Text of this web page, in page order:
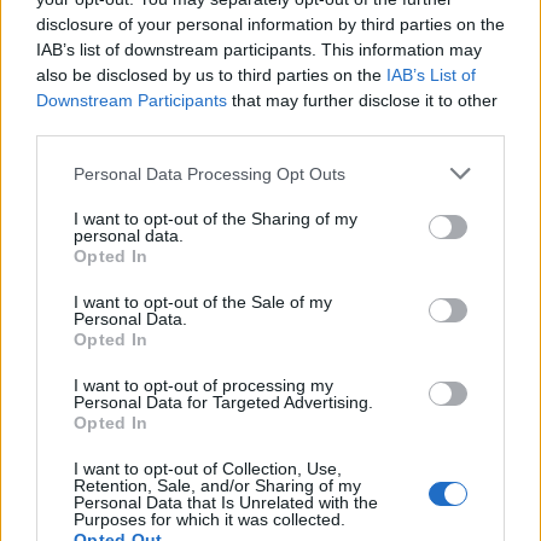
disclosure of your personal information by third parties on the
IAB’s list of downstream participants. This information may
also be disclosed by us to third parties on the IAB’s List of
Downstream Participants that may further disclose it to other
Personal Data Processing Opt Outs
I want to opt-out of the Sharing of my
personal data.
Opted In
I want to opt-out of the Sale of my
Personal Data.
Opted In
I want to opt-out of processing my
Personal Data for Targeted Advertising.
Opted In
I want to opt-out of Collection, Use,
Retention, Sale, and/or Sharing of my
Personal Data that Is Unrelated with the
Purposes for which it was collected.
Bemposta –...
aponte - 5 de Agosto, 2026
“Três dias de festa, música e tradição em Vale de Horta.”